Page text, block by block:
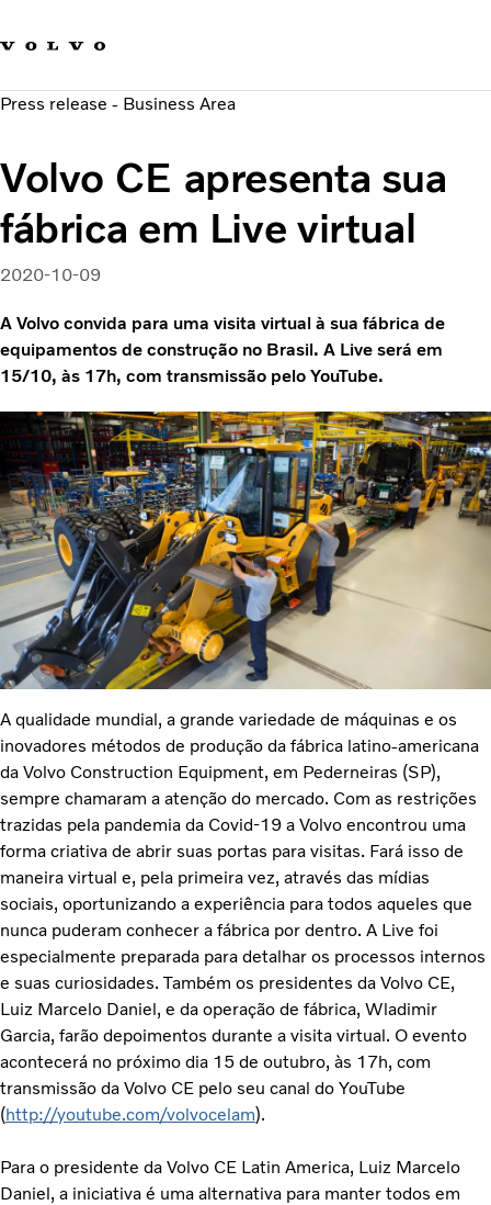
Carreira
Sustentabilidade e Segurança
Press release - Business Area
Volvo CE apresenta sua
fábrica em Live virtual
2020-10-09
A Volvo convida para uma visita virtual à sua fábrica de
equipamentos de construção no Brasil. A Live será em
15/10, às 17h, com transmissão pelo YouTube.
A qualidade mundial, a grande variedade de máquinas e os
inovadores métodos de produção da fábrica latino-americana
da Volvo Construction Equipment, em Pederneiras (SP),
sempre chamaram a atenção do mercado. Com as restrições
trazidas pela pandemia da Covid-19 a Volvo encontrou uma
forma criativa de abrir suas portas para visitas. Fará isso de
maneira virtual e, pela primeira vez, através das mídias
sociais, oportunizando a experiência para todos aqueles que
nunca puderam conhecer a fábrica por dentro. A Live foi
especialmente preparada para detalhar os processos internos
e suas curiosidades. Também os presidentes da Volvo CE,
Luiz Marcelo Daniel, e da operação de fábrica, Wladimir
Garcia, farão depoimentos durante a visita virtual. O evento
acontecerá no próximo dia 15 de outubro, às 17h, com
transmissão da Volvo CE pelo seu canal do YouTube
(http://youtube.com/volvocelam).
Para o presidente da Volvo CE Latin America, Luiz Marcelo
Daniel, a iniciativa é uma alternativa para manter todos em